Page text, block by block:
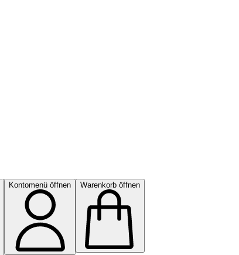
Kontomenü öffnen Warenkorb öffnen